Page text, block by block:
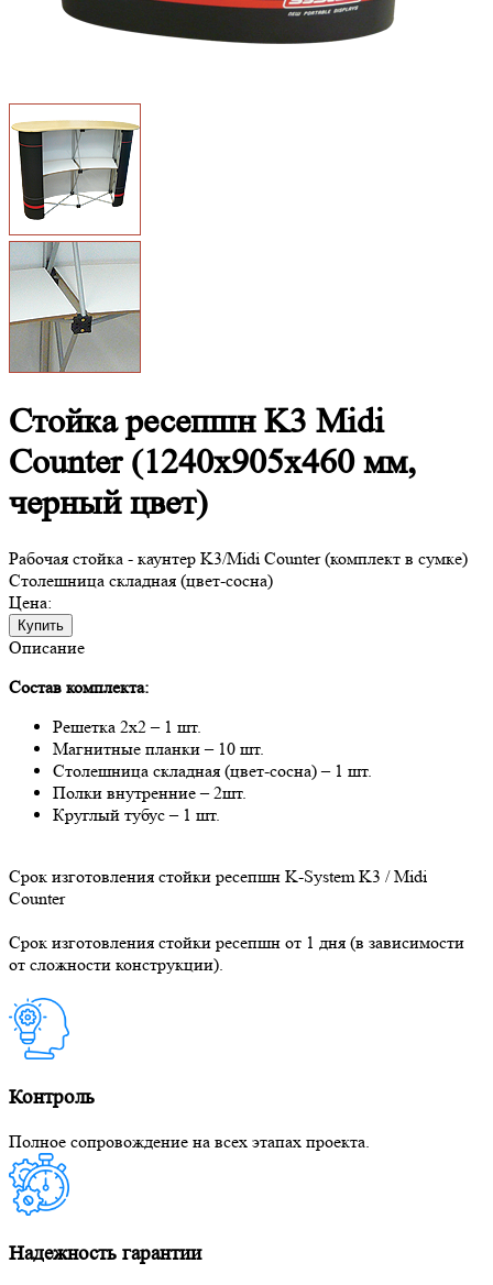
Стойка ресепшн K3 Midi
Counter (1240x905x460 мм,
черный цвет)
Рабочая стойка - каунтер K3/Midi Counter (комплект в сумке)
Столешница складная (цвет-сосна)
Цена:
Купить
Описание
Состав комплекта:
Решетка 2х2 – 1 шт.
Магнитные планки – 10 шт.
Столешница складная (цвет-сосна) – 1 шт.
Полки внутренние – 2шт.
Круглый тубус – 1 шт.
Срок изготовления стойки ресепшн K-System K3 / Midi
Counter
Срок изготовления стойки ресепшн от 1 дня (в зависимости
от сложности конструкции).
Контроль
Полное сопровождение на всех этапах проекта.
Надежность гарантии